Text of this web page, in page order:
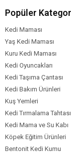
Analiz Raporu
Ham Protein 37,8
Ham Yağ 9,5-
Ham Selüloz 6,5
Ham Kül 9,5
Su 9
HCI’de
Linoleik Asit 1,8
Kalsiyum 1,3
Fosfor 1,1
Bakır Sülfat 22
Taurin 1500 mg/
Popüler
Kedi Maması
Yaş Kedi Maması
Kuru Kedi Maması
Kedi Oyuncakları
Kedi Taşıma Çantası
Kedi Bakım Ürünleri
Kuş Yemleri
Kedi Tırmalama Tahtası
Kedi Mama ve Su Kabı
Köpek Eğitim Ürünleri
Bentonit Kedi Kumu